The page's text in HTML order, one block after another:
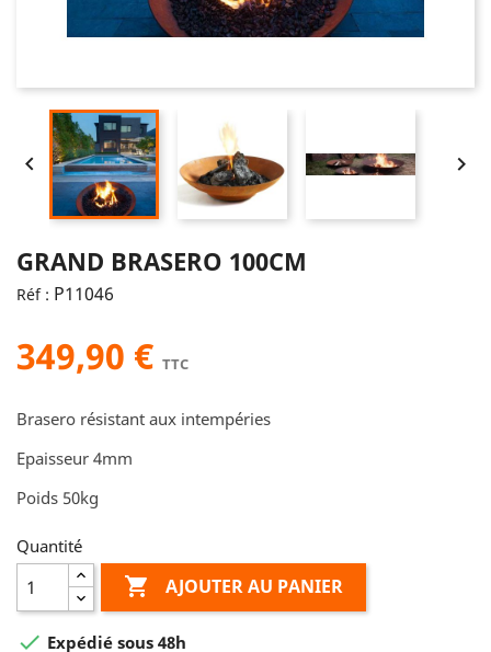
 
GRAND BRASERO 100CM
Réf : P11046
349,90 € TTC
Brasero résistant aux intempéries
Epaisseur 4mm
Poids 50kg
Quantité
 AJOUTER AU PANIER
 Expédié sous 48h